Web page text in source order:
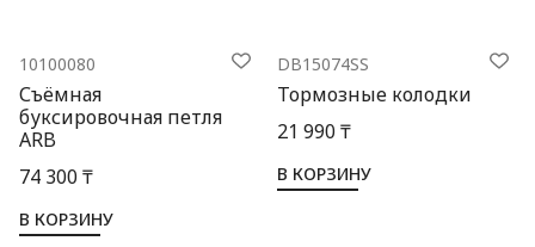
10100080
Съёмная
буксировочная петля
ARB
74 300 ₸
В КОРЗИНУ
DB15074SS
Тормозные колодки
21 990 ₸
В КОРЗИНУ